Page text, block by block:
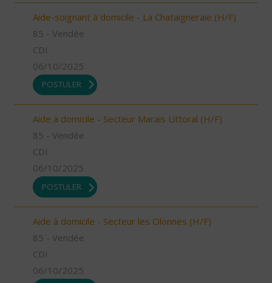
Aide-soignant à domicile - La Chataigneraie (H/F)
85 - Vendée
CDI
06/10/2025
POSTULER
Aide à domicile - Secteur Marais Littoral (H/F)
85 - Vendée
CDI
06/10/2025
POSTULER
Aide à domicile - Secteur les Olonnes (H/F)
85 - Vendée
CDI
06/10/2025